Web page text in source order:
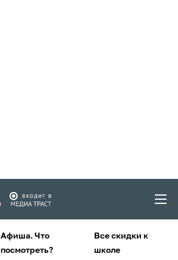
Афиша. Что
посмотреть?
Все скидки к
школе